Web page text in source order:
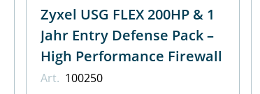
Zyxel USG FLEX 200HP & 1
Jahr Entry Defense Pack –
High Performance Firewall
Art. 100250